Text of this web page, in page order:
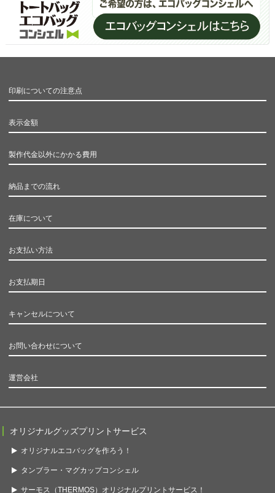
印刷についての注意点
表示金額
製作代金以外にかかる費用
納品までの流れ
在庫について
お支払い方法
お支払期日
キャンセルについて
お問い合わせについて
運営会社
オリジナルグッズプリントサービス
オリジナルエコバッグを作ろう！
タンブラー・マグカップコンシェル
サーモス（THERMOS）オリジナルプリントサービス！